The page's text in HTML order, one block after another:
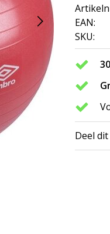
EAN:
SKU:
Deel